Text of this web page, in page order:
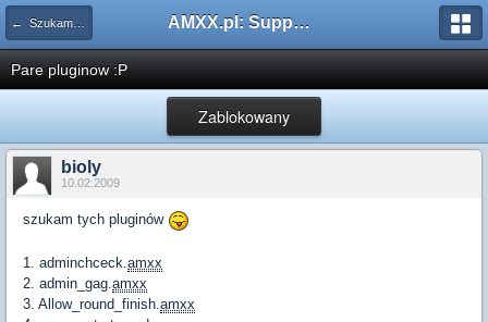
← Szukam pluginu AMXX.pl: Support AMX Mod X i SourceMod
Pare pluginow :P
Zablokowany
bioly
10.02.2009
szukam tych pluginów
1. adminchceck. amxx
2. admin_gag. amxx
3. Allow_round_finish. amxx